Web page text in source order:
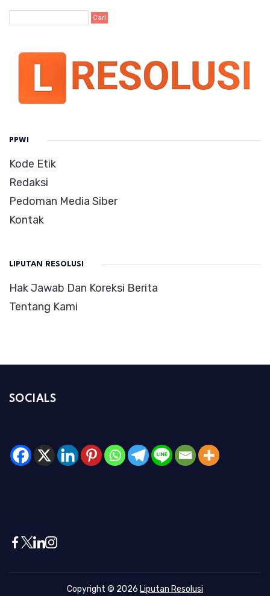
PPWI
Kode Etik
Redaksi
Pedoman Media Siber
Kontak
LIPUTAN RESOLUSI
Hak Jawab Dan Koreksi Berita
Tentang Kami
SOCIALS
Copyright © 2026 Liputan Resolusi